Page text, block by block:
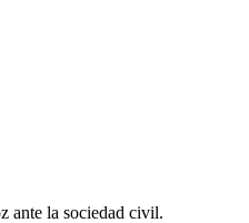
ante la sociedad civil.